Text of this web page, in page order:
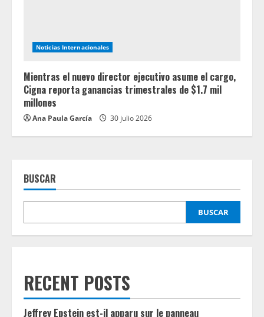
Noticias Internacionales
Mientras el nuevo director ejecutivo asume el cargo,
Cigna reporta ganancias trimestrales de $1.7 mil
millones
Ana Paula García 30 julio 2026
BUSCAR
BUSCAR
RECENT POSTS
Jeffrey Epstein est-il apparu sur le panneau